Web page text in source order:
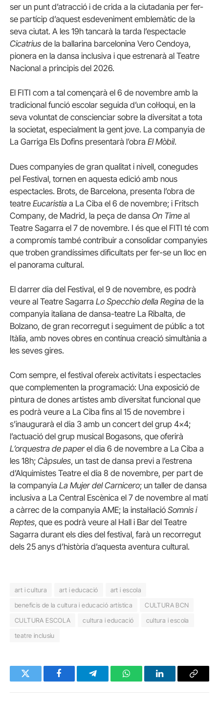
ser un punt d’atracció i de crida a la ciutadania per fer-
se partícip d’aquest esdeveniment emblemàtic de la
seva ciutat. A les 19h tancarà la tarda l’espectacle
Cicatrius de la ballarina barcelonina Vero Cendoya,
pionera en la dansa inclusiva i que estrenarà al Teatre
Nacional a principis del 2026.
El FITI com a tal començarà el 6 de novembre amb la
tradicional funció escolar seguida d’un col·loqui, en la
seva voluntat de conscienciar sobre la diversitat a tota
la societat, especialment la gent jove. La companyia de
La Garriga Els Dofins presentarà l’obra El Mòbil.
Dues companyies de gran qualitat i nivell, conegudes
pel Festival, tornen en aquesta edició amb nous
espectacles. Brots, de Barcelona, presenta l’obra de
teatre Eucaristia a La Ciba el 6 de novembre; i Fritsch
Company, de Madrid, la peça de dansa On Time al
Teatre Sagarra el 7 de novembre. I és que el FITI té com
a compromís també contribuir a consolidar companyies
que troben grandíssimes dificultats per fer-se un lloc en
el panorama cultural.
El darrer dia del Festival, el 9 de novembre, es podrà
veure al Teatre Sagarra Lo Specchio della Regina de la
companyia italiana de dansa-teatre La Ribalta, de
Bolzano, de gran recorregut i seguiment de públic a tot
Itàlia, amb noves obres en contínua creació simultània a
les seves gires.
Com sempre, el festival ofereix activitats i espectacles
que complementen la programació: Una exposició de
pintura de dones artistes amb diversitat funcional que
es podrà veure a La Ciba fins al 15 de novembre i
s’inaugurarà el dia 3 amb un concert del grup 4×4;
l’actuació del grup musical Bogasons, que oferirà
L’orquestra de paperel dia 6 de novembre a La Ciba a
les 18h; Càpsules, un tast de dansa previ a l’estrena
d’Alquimistes Teatre el dia 8 de novembre, per part de
la companyia La Mujer del Carnicero; un taller de dansa
inclusiva a La Central Escènica el 7 de novembre al matí
a càrrec de la companyia AME; la instal·lació Somnis i
Reptes, que es podrà veure al Hall i Bar del Teatre
Sagarra durant els dies del festival, farà un recorregut
dels 25 anys d’història d’aquesta aventura cultural.
art i cultura art i educació
art i escola
beneficis de la cultura i educació artística
CULTURA BCN
CULTURA ESCOLA
cultura i educació
cultura i escola
teatre inclusiu
Twitter FacebookTelegramWhatsAppLinkedInCopy